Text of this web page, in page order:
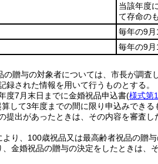
当該年度
て存命の
毎年の9
毎年の9
贈与の対象者については、市長が調査
録された情報を用いて行うものとする。
度7月末日までに金婚祝品申込書(様式第
して3年度までの間に限り申込みできる
提出があったときは、その内容を審査し
より、100歳祝品又は最高齢者祝品の贈
、金婚祝品の贈与の決定をしたときは、